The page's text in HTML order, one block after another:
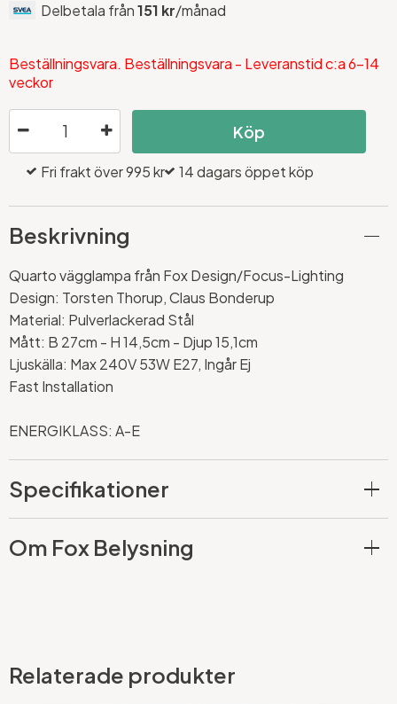
Delbetala från151 kr/månad
Beställningsvara. Beställningsvara - Leveranstid c:a 6-14
veckor
Köp
Fri frakt över 995 kr 14 dagars öppet köp
Beskrivning
Quarto vägglampa från Fox Design/Focus-Lighting
Design: Torsten Thorup, Claus Bonderup
Material: Pulverlackerad Stål
Mått: B 27cm - H 14,5cm - Djup 15,1cm
Ljuskälla: Max 240V 53W E27, Ingår Ej
Fast Installation
ENERGIKLASS: A-E
Specifikationer
Om Fox Belysning
Relaterade produkter